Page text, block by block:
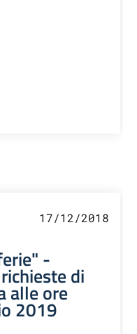
17/12/2018
-
di
alle ore
2019